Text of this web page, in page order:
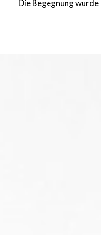
Die Begegnung